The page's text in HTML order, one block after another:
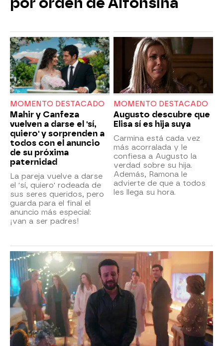
MOMENTO DESTACADO
Mahir y Canfeza
vuelven a darse el 'sí,
quiero' y sorprenden a
todos con el anuncio
de su próxima
paternidad
La pareja vuelve a darse
el 'sí, quiero' rodeada de
sus seres queridos, pero
guarda para el final el
anuncio más especial:
¡van a ser padres!
MOMENTO DESTACADO
Augusto descubre que
Elisa sí es hija suya
Carmina está cada vez
más acorralada y le
confiesa a Augusto la
verdad sobre su hija.
Además, Ramona le
advierte de que a todos
les llega su hora.